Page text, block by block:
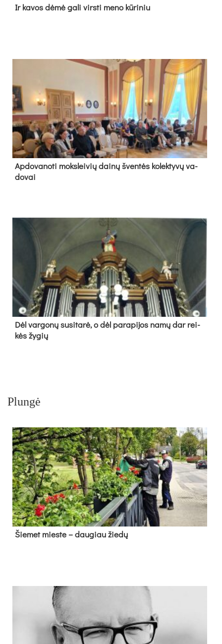
Ir ka­vos dė­mė ga­li virs­ti me­no kū­ri­niu
Ap­do­va­no­ti moks­lei­vių dai­nų šven­tės ko­lek­ty­vų va­
do­vai
Dėl var­go­nų su­si­ta­rė, o dėl pa­ra­pi­jos na­mų dar rei­
kės žy­gių
Plungė
Šie­met mies­te – dau­giau žie­dų